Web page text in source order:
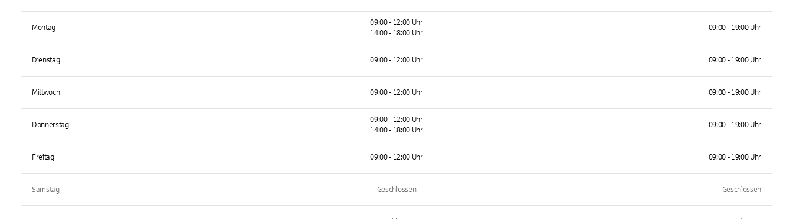
Montag
09:00 - 12:00 Uhr
14:00 - 18:00 Uhr
09:00 - 19:00 Uhr
Dienstag 09:00 - 12:00 Uhr 09:00 - 19:00 Uhr
Mittwoch 09:00 - 12:00 Uhr 09:00 - 19:00 Uhr
Donnerstag
09:00 - 12:00 Uhr
14:00 - 18:00 Uhr
09:00 - 19:00 Uhr
Freitag 09:00 - 12:00 Uhr 09:00 - 19:00 Uhr
Samstag Geschlossen Geschlossen